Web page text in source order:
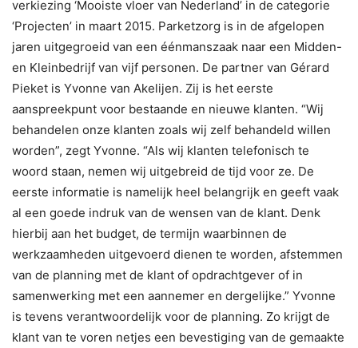
verkiezing ‘Mooiste vloer van Nederland’ in de categorie
‘Projecten’ in maart 2015. Parketzorg is in de afgelopen
jaren uitgegroeid van een éénmanszaak naar een Midden-
en Kleinbedrijf van vijf personen. De partner van Gérard
Pieket is Yvonne van Akelijen. Zij is het eerste
aanspreekpunt voor bestaande en nieuwe klanten. “Wij
behandelen onze klanten zoals wij zelf behandeld willen
worden”, zegt Yvonne. “Als wij klanten telefonisch te
woord staan, nemen wij uitgebreid de tijd voor ze. De
eerste informatie is namelijk heel belangrijk en geeft vaak
al een goede indruk van de wensen van de klant. Denk
hierbij aan het budget, de termijn waarbinnen de
werkzaamheden uitgevoerd dienen te worden, afstemmen
van de planning met de klant of opdrachtgever of in
samenwerking met een aannemer en dergelijke.” Yvonne
is tevens verantwoordelijk voor de planning. Zo krijgt de
klant van te voren netjes een bevestiging van de gemaakte